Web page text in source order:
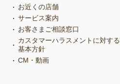
お近くの店舗
サービス案内
お客さまご相談窓口
カスタマーハラスメントに対する
基本方針
CM・動画